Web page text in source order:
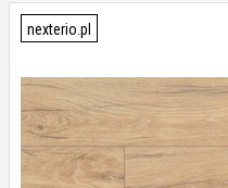
nexterio.pl